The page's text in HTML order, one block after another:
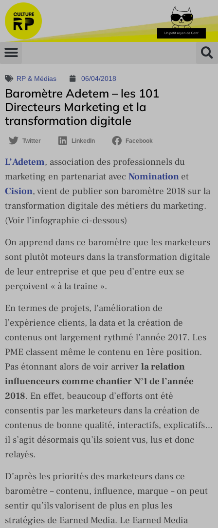
RP & Médias 06/04/2018
Baromètre Adetem – les 101
Directeurs Marketing et la
transformation digitale
Twitter LinkedIn Facebook
L’Adetem, association des professionnels du
marketing en partenariat avec Nomination et
Cision, vient de publier son baromètre 2018 sur la
transformation digitale des métiers du marketing.
(Voir l’infographie ci-dessous)
On apprend dans ce baromètre que les marketeurs
sont plutôt moteurs dans la transformation digitale
de leur entreprise et que peu d’entre eux se
perçoivent « à la traine ».
En termes de projets, l’amélioration de
l’expérience clients, la data et la création de
contenus ont largement rythmé l’année 2017. Les
PME classent même le contenu en 1ère position.
Pas étonnant alors de voir arriver la relation
influenceurs comme chantier N°1 de l’année
2018. En effet, beaucoup d’efforts ont été
consentis par les marketeurs dans la création de
contenus de bonne qualité, interactifs, explicatifs…
il s’agit désormais qu’ils soient vus, lus et donc
relayés.
D’après les priorités des marketeurs dans ce
baromètre – contenu, influence, marque – on peut
sentir qu’ils valorisent de plus en plus les
stratégies de Earned Media. Le Earned Media